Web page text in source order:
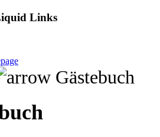
Links
Gästebuch